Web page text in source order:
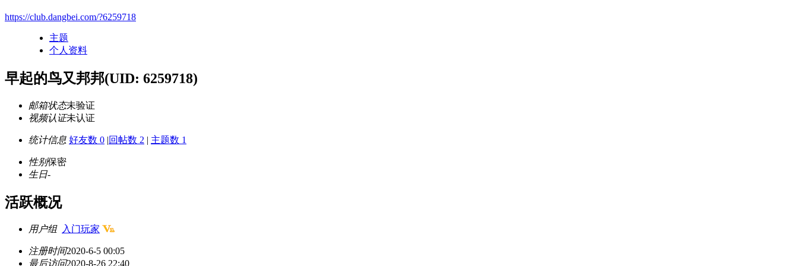
https://club.dangbei.com/?6259718
主题
个人资料
早起的鸟又邦邦(UID: 6259718)
邮箱状态未验证
视频认证未认证
统计信息 好友数 0 |回帖数 2 | 主题数 1
性别保密
生日-
活跃概况
用户组 入门玩家
注册时间2020-6-5 00:05
最后访问2020-8-26 22:40